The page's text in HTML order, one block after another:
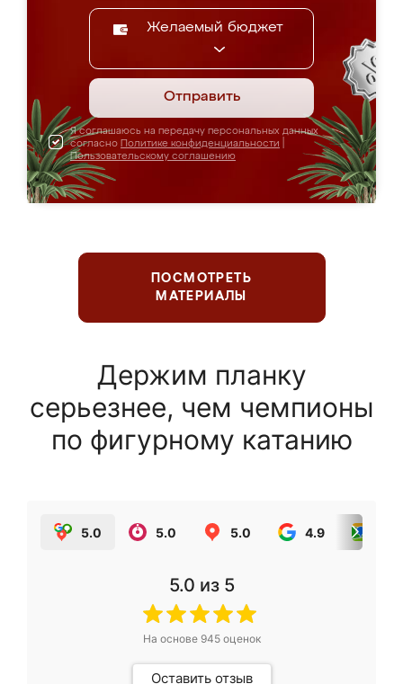
Желаемый бюджет
Отправить
Я соглашаюсь на передачу персональных данных
согласно Политике конфиденциальности
Пользовательскому соглашению
ПОСМОТРЕТЬ
МАТЕРИАЛЫ
Держим планку
серьезнее, чем чемпионы
по фигурному катанию
5.0 5.0 5.0 4.9
5.0 из 5
На основе 945оценок
Оставить отзыв